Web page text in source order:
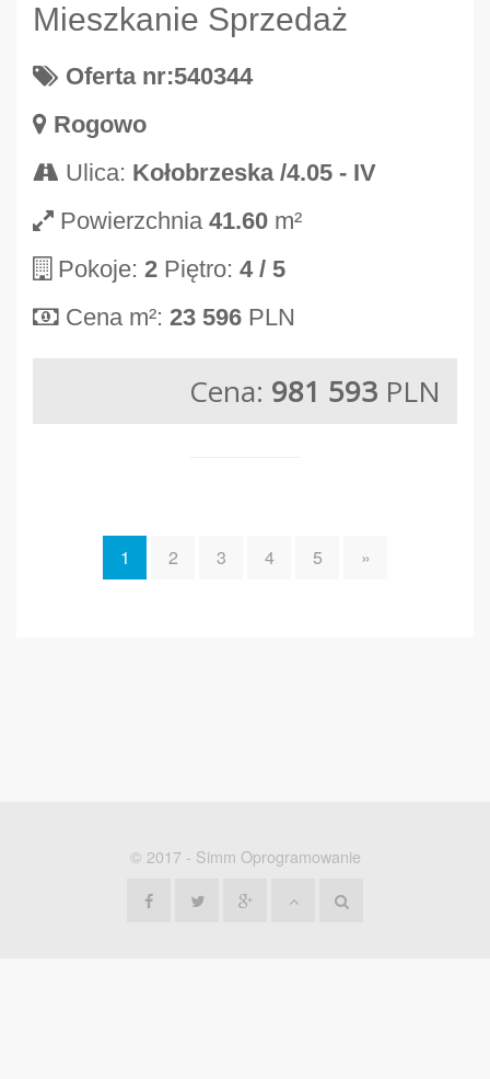
Mieszkanie Sprzedaż
Oferta nr:540344
Rogowo
Ulica: Kołobrzeska /4.05 - IV
Powierzchnia 41.60 m²
Pokoje: 2 Piętro: 4 / 5
Cena m²: 23 596 PLN
Cena: 981 593 PLN
1 2 3 4 5 »
© 2017 - Simm Oprogramowanie